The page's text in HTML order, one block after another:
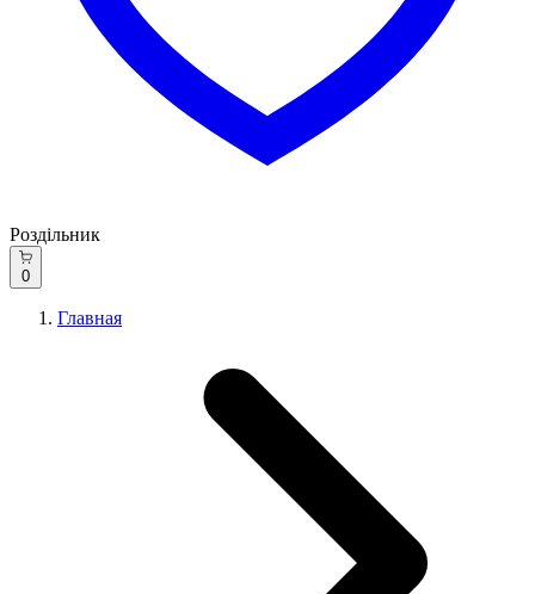
Роздільник
0
Главная